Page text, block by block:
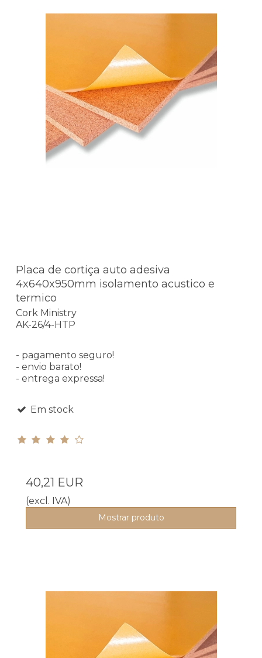
Placa de cortiça auto adesiva
4x640x950mm isolamento acustico e
termico
Cork Ministry
AK-26/4-HTP
- pagamento seguro!
- envio barato!
- entrega expressa!
Em stock
40,21 EUR
(excl. IVA)
Mostrar produto